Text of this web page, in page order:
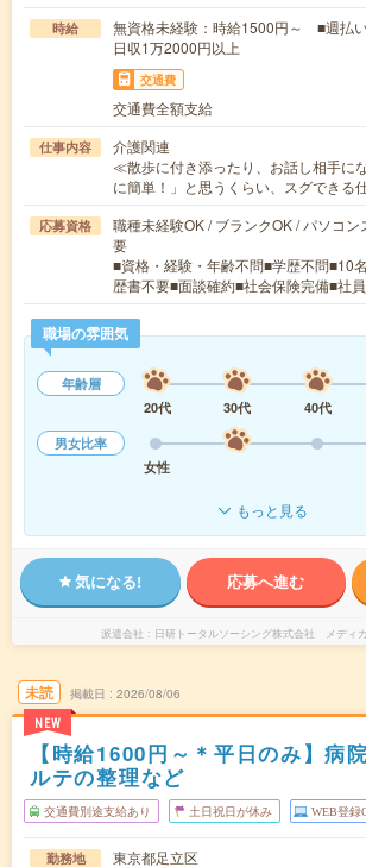
時給
無資格未経験：時給1500円～ ■週
日収1万2000円以上
交通費
交通費全額支給
仕事内容
介護関連
≪散歩に付き添ったり、お話し相手に
に簡単！」と思うくらい、スグできる
応募資格
職種未経験OK / ブランクOK / パソコン
要
■資格・経験・年齢不問■学歴不問■10
歴書不要■面談確約■社会保険完備■社
職場の雰囲気
年齢層
20代
30代 40代
男女比率
女性
もっと見る
気になる! 応募へ進む
派遣会社 日研トータルソーシング株式会社 メディ
未読
NEW
掲載日 2026/08/06
【時給1600円～＊平日のみ】病
ルテの整理など
交通費別途支給あり 土日祝日が休み WEB登録
勤務地 東京都足立区